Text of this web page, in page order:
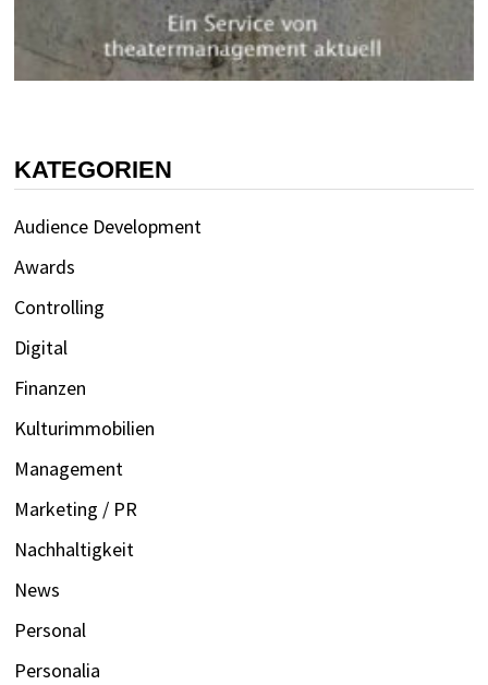
KATEGORIEN
Audience Development
Awards
Controlling
Digital
Finanzen
Kulturimmobilien
Management
Marketing / PR
Nachhaltigkeit
News
Personal
Personalia